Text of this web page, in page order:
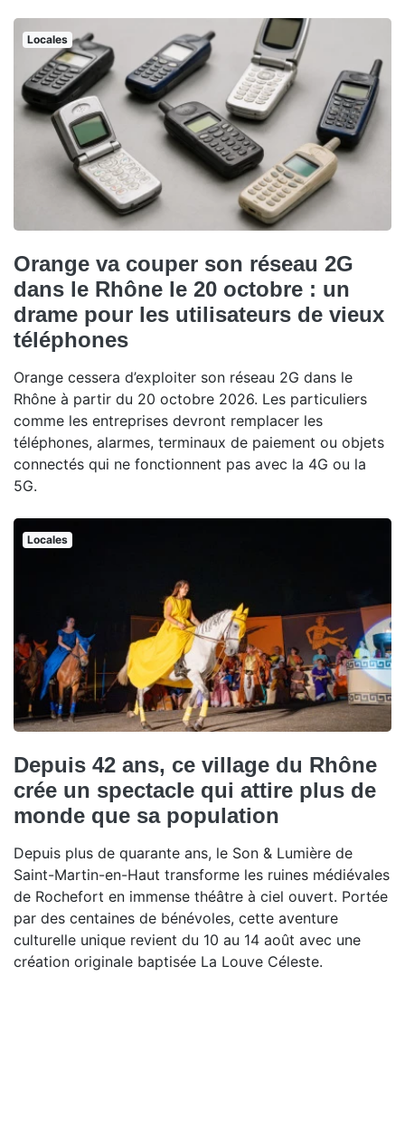
Locales
Orange va couper son réseau 2G
dans le Rhône le 20 octobre : un
drame pour les utilisateurs de vieux
téléphones
Orange cessera d’exploiter son réseau 2G dans le
Rhône à partir du 20 octobre 2026. Les particuliers
comme les entreprises devront remplacer les
téléphones, alarmes, terminaux de paiement ou objets
connectés qui ne fonctionnent pas avec la 4G ou la
5G.
Locales
Depuis 42 ans, ce village du Rhône
crée un spectacle qui attire plus de
monde que sa population
Depuis plus de quarante ans, le Son & Lumière de
Saint-Martin-en-Haut transforme les ruines médiévales
de Rochefort en immense théâtre à ciel ouvert. Portée
par des centaines de bénévoles, cette aventure
culturelle unique revient du 10 au 14 août avec une
création originale baptisée La Louve Céleste.